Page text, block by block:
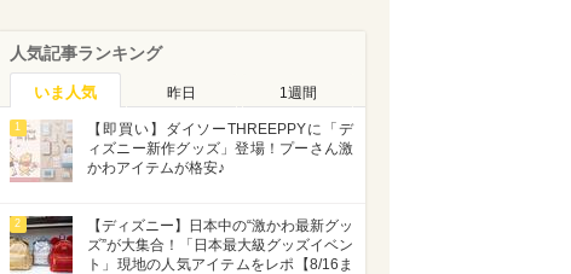
人気記事ランキング
いま人気 昨日 1週間
1
【即買い】ダイソーTHREEPPYに「デ
ィズニー新作グッズ」登場！プーさん激
かわアイテムが格安♪
2
【ディズニー】日本中の“激かわ最新グッ
ズ”が大集合！「日本最大級グッズイベン
ト」現地の人気アイテムをレポ【8/16ま